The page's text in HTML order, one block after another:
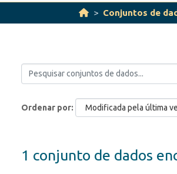
Conjuntos de
Ordenar por
1 conjunto de dados